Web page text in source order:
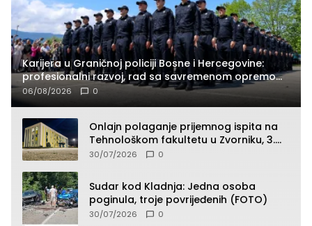
Karijera u Graničnoj policiji Bosne i Hercegovine:
profesionalni razvoj, rad sa savremenom opremom
i služba građanima
06/08/2026 0
Onlajn polaganje prijemnog ispita na
Tehnološkom fakultetu u Zvorniku, 3.
septembra u 9.00 časova
30/07/2026 0
Sudar kod Kladnja: Jedna osoba
poginula, troje povrijeđenih (FOTO)
30/07/2026 0